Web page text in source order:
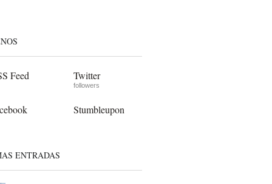
Feed Twitter
followers
Stumbleupon
ENTRADAS